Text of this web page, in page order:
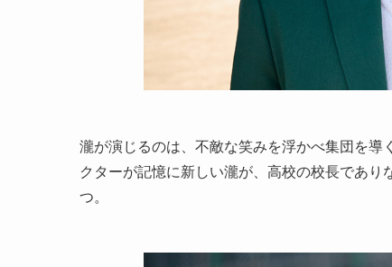
瀧が演じるのは、不敵な笑みを浮かべ集団を
クターが記憶に新しい瀧が、高校の校長であ
つ。